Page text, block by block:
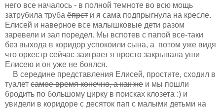
него все началось - в полной темноте во всю мощь
затрубила труба ёпрст и я сама подпрыгнула на кресле.
Елисей и наверное все малышковые дети разом
заревели и зал поредел. Мы вспотев с папой все-таки
без выхода в коридор успокоили сына, а потом уже видя
что оркестр сейчас заиграет я просто закрывала уши
Елисею и он уже не боялся.
В середине представления Елисей, простите, сходил в
туалет самое время конечно, а как же и мы пошли
бродить по большому цирку в поисках клозета :) и
увидели в коридоре с десяток пап с малыми детьми на